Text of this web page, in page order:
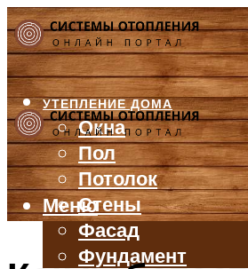
УТЕПЛЕНИЕ ДОМА
Окна
Пол
Потолок
Стены
Фасад
Фундамент
Меню